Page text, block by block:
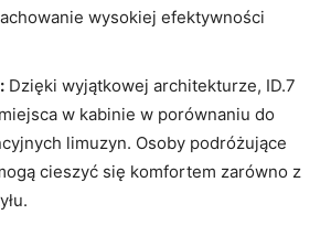
wysokiej efektywności
Dzięki wyjątkowej architekturze, ID.7
w kabinie w porównaniu do
limuzyn. Osoby podróżujące
cieszyć się komfortem zarówno z